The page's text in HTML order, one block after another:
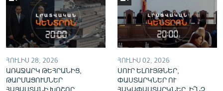
«Ազատության» բոլոր կայքերը
ՀՈՒԼԻՍ 28, 2026
ԱՌԱՋԱՐԿ ԹԵՀՐԱՆԻՑ,
ԹԱՐՄԱՑՈՒՄՆԵՐ
ՀԱՅԱՍՏԱՆԻ ԽՈՇՈՐ
ՀՈՒԼԻՍ 02, 2026
ՍՈՒՐ ԵԼՈՒՅԹՆԵՐ,
ՓԱՍՏԱՐԿՆԵՐ ՈՒ
ՀԱԿԱՓԱՍՏԱՐԿՆԵՐ. Ի՞ՆՉ